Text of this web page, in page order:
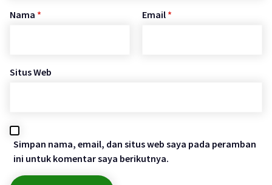
Nama * Email *
Situs Web
Simpan nama, email, dan situs web saya pada peramban
ini untuk komentar saya berikutnya.